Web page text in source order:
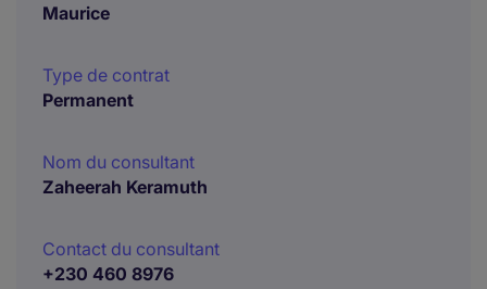
Maurice
Type de contrat
Permanent
Nom du consultant
Zaheerah Keramuth
Contact du consultant
+230 460 8976